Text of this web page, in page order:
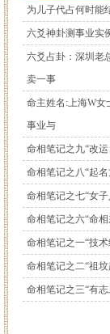
为儿子代占何时能
六爻神卦测事业实
六爻占卦：深圳老
卖一事
命主姓名:上海W女
事业与
命相笔记之九“改运
命相笔记之八“起名
命相笔记之七“女子
命相笔记之六“命相
命相笔记之一“技术
命相笔记之二“祖坟
命相笔记之三“有志